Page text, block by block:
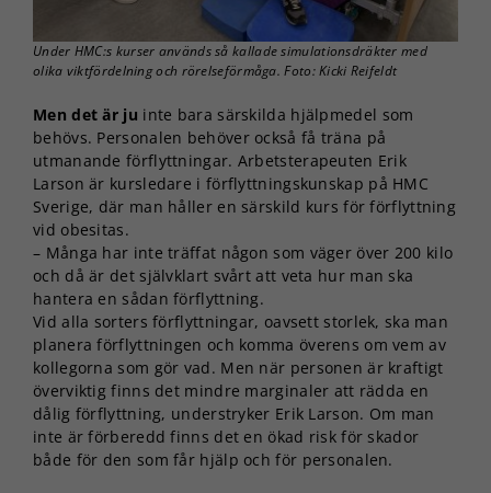
Under HMC:s kurser används så kallade simulationsdräkter med
olika viktfördelning och rörelseförmåga. Foto: Kicki Reifeldt
Men det är ju inte bara särskilda hjälpmedel som
behövs. Personalen behöver också få träna på
utmanande förflyttningar. Arbetsterapeuten Erik
Larson är kursledare i förflyttningskunskap på HMC
Sverige, där man håller en särskild kurs för förflyttning
vid obesitas.
– Många har inte träffat någon som väger över 200 kilo
och då är det självklart svårt att veta hur man ska
hantera en sådan förflyttning.
Vid alla sorters förflyttningar, oavsett storlek, ska man
planera förflyttningen och komma överens om vem av
kollegorna som gör vad. Men när personen är kraftigt
överviktig finns det mindre marginaler att rädda en
dålig förflyttning, understryker Erik Larson. Om man
inte är förberedd finns det en ökad risk för skador
både för den som får hjälp och för personalen.